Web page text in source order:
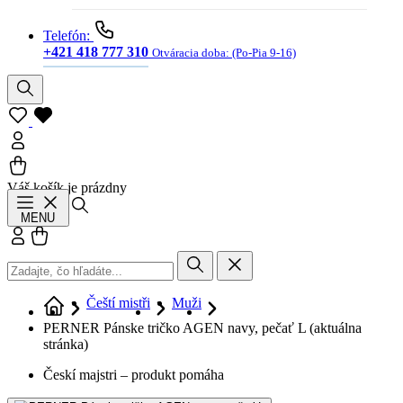
Telefón:
+421 418 777 310 Otváracia doba: (Po-Pia 9-16)
Váš košík je prázdny
MENU
Prihlásiť sa
Čeští mistři
Muži
PERNER Pánske tričko AGEN navy, pečať L (aktuálna
stránka)
Českí majstri – produkt pomáha